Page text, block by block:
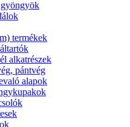
termékek
alkatrészek
pántvég
alapok